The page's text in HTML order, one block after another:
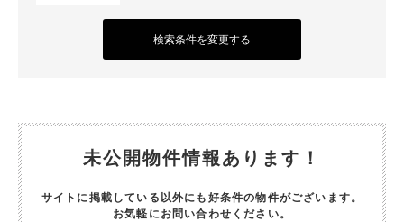
検索条件を変更する
未公開物件情報あります！
サイトに掲載している以外にも好条件の物件がございます。
お気軽にお問い合わせください。